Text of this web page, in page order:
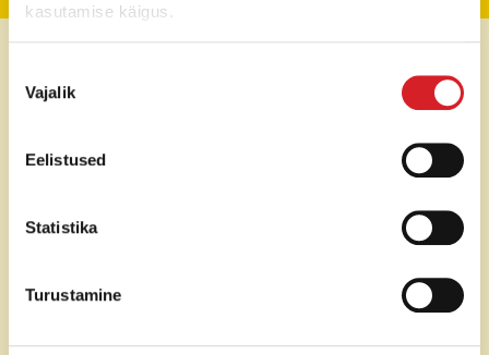
kasutamise käigus.
valik
Vajalik
Eelistused
Statistika
Turustamine
Maks. tühjenduskõrgus
Väljund diameeter
läbimõõt
Mootori tüüp Elektrimootor (50 Hz)
Pinge 400 V